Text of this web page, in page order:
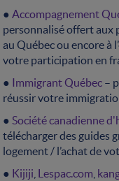
●Accompagnement
personnalisé offert aux
au Québec ou encore à
votre participation en
● Immigrant Québec –
réussir votre
●Société canadienne
télécharger des guides
logement / l’achat de
● Kijiji Lespac.com